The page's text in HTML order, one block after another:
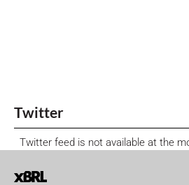
Twitter
Twitter feed is not available at the